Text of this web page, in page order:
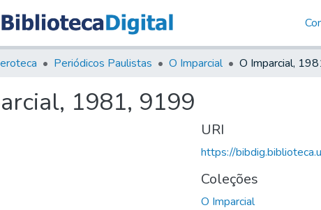
Periódicos Paulistas O Imparcial O Imparcial,
1981, 9199
URI
https://
Coleções
O Imparcial